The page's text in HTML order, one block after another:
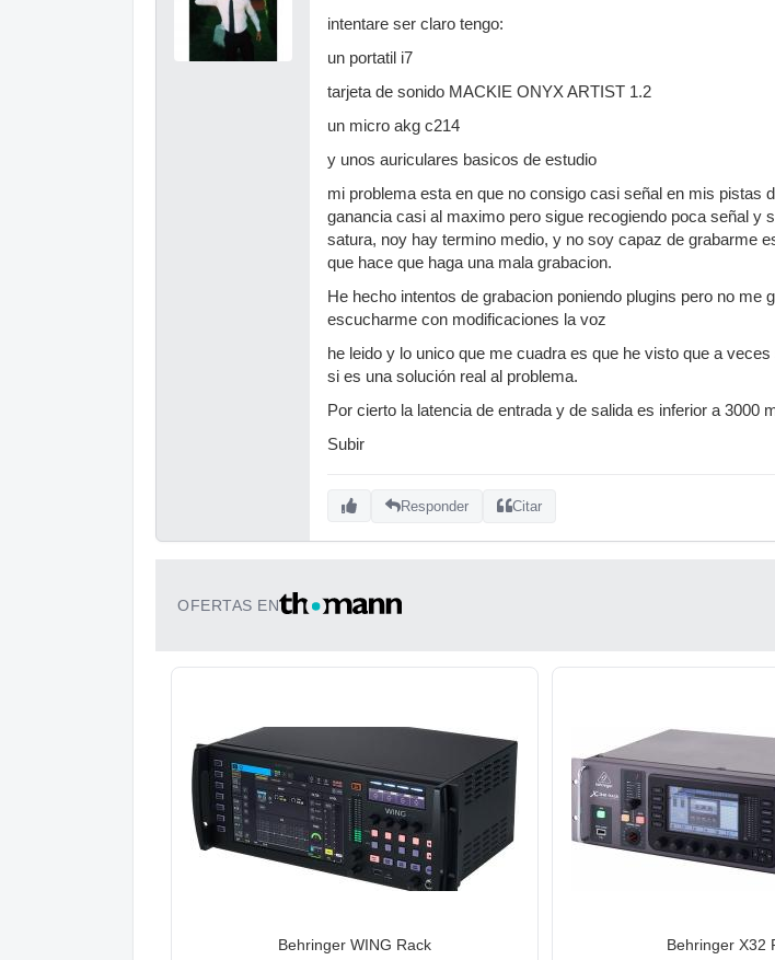
intentare ser claro tengo:
un portatil i7
tarjeta de sonido MACKIE ONYX ARTIST 1.2
un micro akg c214
y unos auriculares basicos de estudio
mi problema esta en que no consigo casi señal en mis pistas
ganancia casi al maximo pero sigue recogiendo poca señal y
satura, noy hay termino medio, y no soy capaz de grabarme
que hace que haga una mala grabacion.
He hecho intentos de grabacion poniendo plugins pero no
escucharme con modificaciones la voz
he leido y lo unico que me cuadra es que he visto que a
si es una solución real al problema.
Por cierto la latencia de entrada y de salida es inferior a 3000
Subir
Responder Citar
OFERTAS EN
Behringer WING Rack Behringer X32